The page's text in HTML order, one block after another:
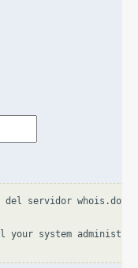
del servidor
your system